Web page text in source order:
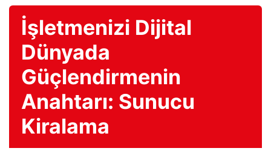
İşletmenizi Dijital
Dünyada
Güçlendirmenin
Anahtarı: Sunucu
Kiralama